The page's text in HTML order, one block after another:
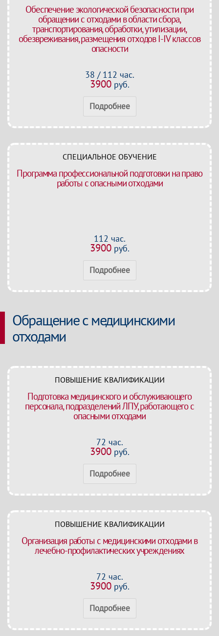
Обеспечение экологической безопасности при
обращении с отходами в области сбора,
транспортирования, обработки, утилизации,
обезвреживания, размещения отходов I-IV классов
опасности
38 / 112 час.
3900руб.
Подробнее
СПЕЦИАЛЬНОЕ ОБУЧЕНИЕ
Программа профессиональной подготовки на право
работы с опасными отходами
112 час.
3900руб.
Подробнее
Обращение с медицинскими
отходами
ПОВЫШЕНИЕ КВАЛИФИКАЦИИ
Подготовка медицинского и обслуживающего
персонала, подразделений ЛПУ, работающего с
опасными отходами
72 час.
3900руб.
Подробнее
ПОВЫШЕНИЕ КВАЛИФИКАЦИИ
Организация работы с медицинскими отходами в
лечебно-профилактических учреждениях
72 час.
3900руб.
Подробнее